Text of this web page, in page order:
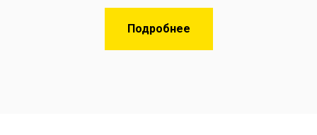
Подробнее